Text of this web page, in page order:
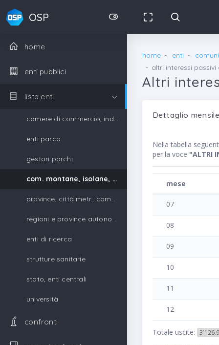
OSP
home
enti pubblici
lista enti
camere di commercio, industria, artigianato e agricoltura
enti parco
gestori parchi
com. montane, isolane, gestori parchi
province, città metr., comuni, unione di comuni
regioni e province autonome
enti di ricerca
strutture sanitarie
stato, enti centrali
università
confronti
home enti
altri interessi
Altri
Dettaglio
Nella tabella
per la voce "ALTRI
mese
07
08
09
10
11
12
Totale uscite: